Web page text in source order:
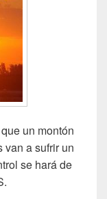
un montón
van a sufrir un
se hará de